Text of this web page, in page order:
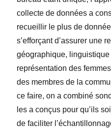
collecte de données a
recueillir le plus de
s’efforçant d’assurer une
géographique,
représentation des
des membres de la
ce faire, on a combiné
les a conçus pour qu’ils
de faciliter